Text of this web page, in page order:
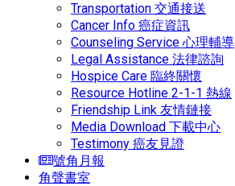
Transportation 交通接送
Cancer Info 癌症資訊
Counseling Service 心理輔導
Legal Assistance 法律諮詢
Hospice Care 臨終關懷
Resource Hotline 2-1-1 熱線
Friendship Link 友情鏈接
Media Download 下載中心
Testimony 癌友見證
號角月報
角聲書室